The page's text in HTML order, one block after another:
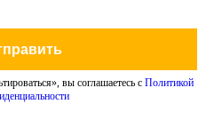
вы соглашаетесь с Политикой